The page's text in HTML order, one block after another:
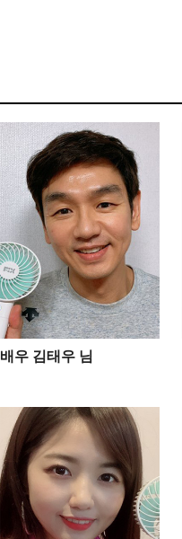
배우 김태우 님